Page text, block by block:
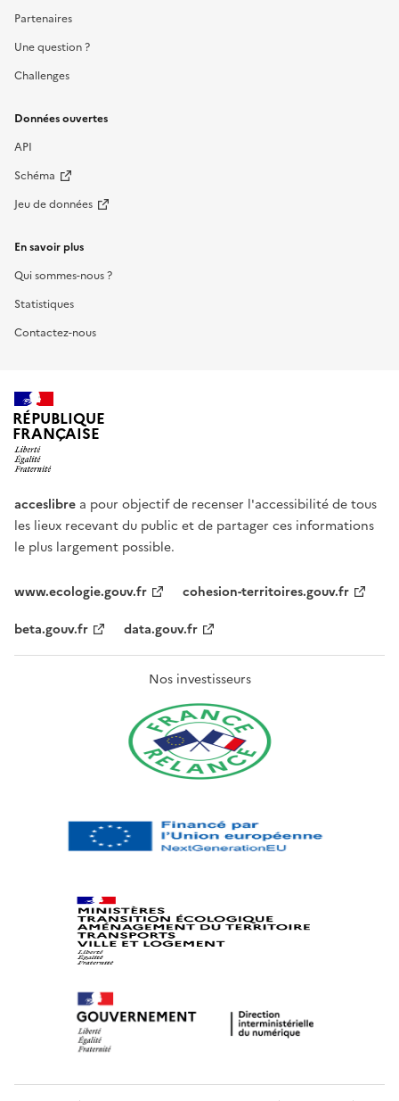
Partenaires
Une question ?
Challenges
Données ouvertes
API
Schéma
Jeu de données
En savoir plus
Qui sommes-nous ?
Statistiques
Contactez-nous
RÉPUBLIQUE
FRANÇAISE
acceslibre a pour objectif de recenser l'accessibilité de tous
les lieux recevant du public et de partager ces informations
le plus largement possible.
www.ecologie.gouv.fr
cohesion-territoires.gouv.fr
beta.gouv.fr
data.gouv.fr
Nos investisseurs